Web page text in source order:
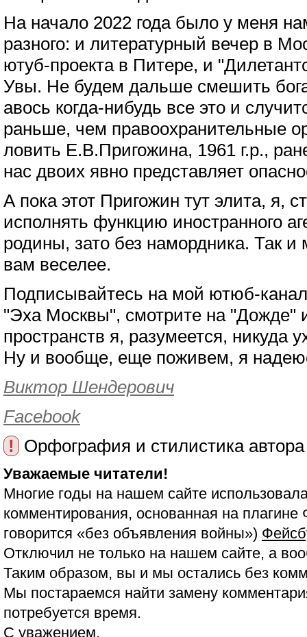
На начало 2022 года было у меня
разного: и литературный вечер в
ютуб-проекта в Питере, и
Увы. Не будем дальше смешить
авось когда-нибудь все это и
раньше, чем правоохранительные
ловить Е.В.Пригожина, 1961 г.р.,
нас двоих явно представляет
А пока этот Пригожин тут элита, я,
исполнять функцию иностранного
родины, зато без намордника. Так и
вам веселее.
Подписывайтесь на мой ютюб-
"Эха Москвы", смотрите на "Дожде"
пространств я, разумеется, никуда
Ну и вообще, еще поживем, я
Виктор Шендерович
Facebook
!
Орфография и стилистика
Уважаемые читатели!
Многие годы на нашем сайте
комментирования, основанная на
говорится «без объявления войны»)
Отключил не только на нашем сайте, а
Таким образом, вы и мы остались без
Мы постараемся найти замену
потребуется время.
С уважением,